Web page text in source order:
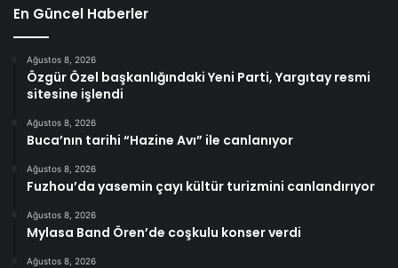
En Güncel Haberler
Ağustos 8, 2026
Özgür Özel başkanlığındaki Yeni Parti, Yargıtay resmi
sitesine işlendi
Ağustos 8, 2026
Buca’nın tarihi “Hazine Avı” ile canlanıyor
Ağustos 8, 2026
Fuzhou’da yasemin çayı kültür turizmini canlandırıyor
Ağustos 8, 2026
Mylasa Band Ören’de coşkulu konser verdi
Ağustos 8, 2026